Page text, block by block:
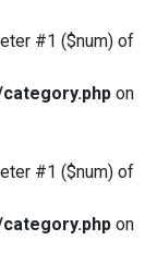
#1 ($num) of
on
#1 ($num) of
on